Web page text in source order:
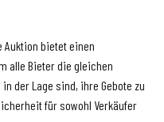
Auktion bietet einen
alle Bieter die gleichen
der Lage sind, ihre Gebote zu
für sowohl Verkäufer